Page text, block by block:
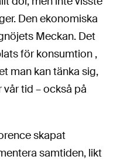
Den ekonomiska
Meckan. Det
för konsumtion ,
man kan tänka sig,
tid – också på
skapat
samtiden, likt